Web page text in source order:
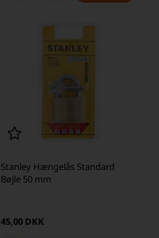
Stanley Hængelås Standard
Bøjle 50 mm
45,00 DKK